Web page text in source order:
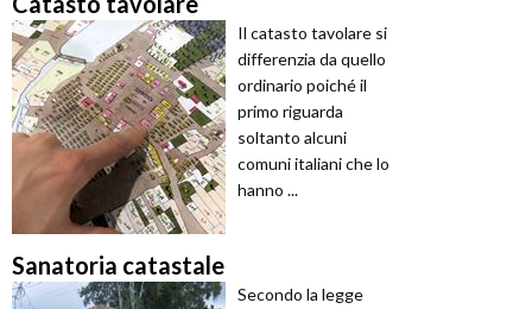
Il catasto tavolare si
differenzia da quello
ordinario poiché il
primo riguarda
soltanto alcuni
comuni italiani che lo
hanno ...
Sanatoria catastale
Secondo la legge